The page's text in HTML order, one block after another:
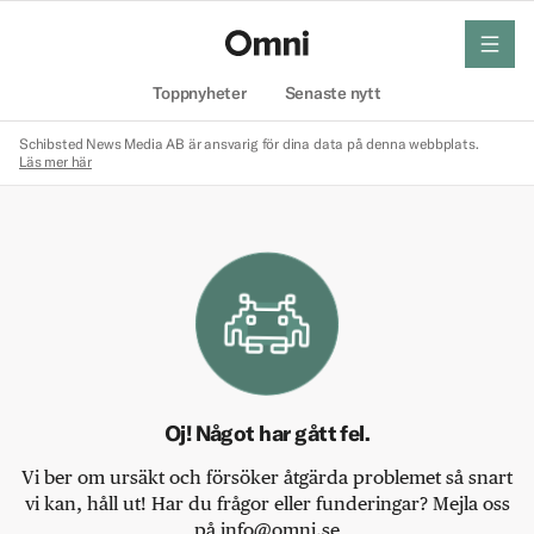
Toppnyheter Senaste nytt
meny
Schibsted News Media AB är ansvarig för dina data på denna webbplats.
Läs mer här
Oj! Något har gått fel.
Vi ber om ursäkt och försöker åtgärda problemet så snart
vi kan, håll ut! Har du frågor eller funderingar? Mejla oss